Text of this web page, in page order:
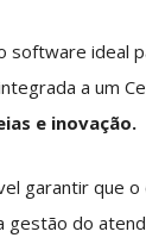
software ideal
a um
e inovação.
garantir que
gestão do